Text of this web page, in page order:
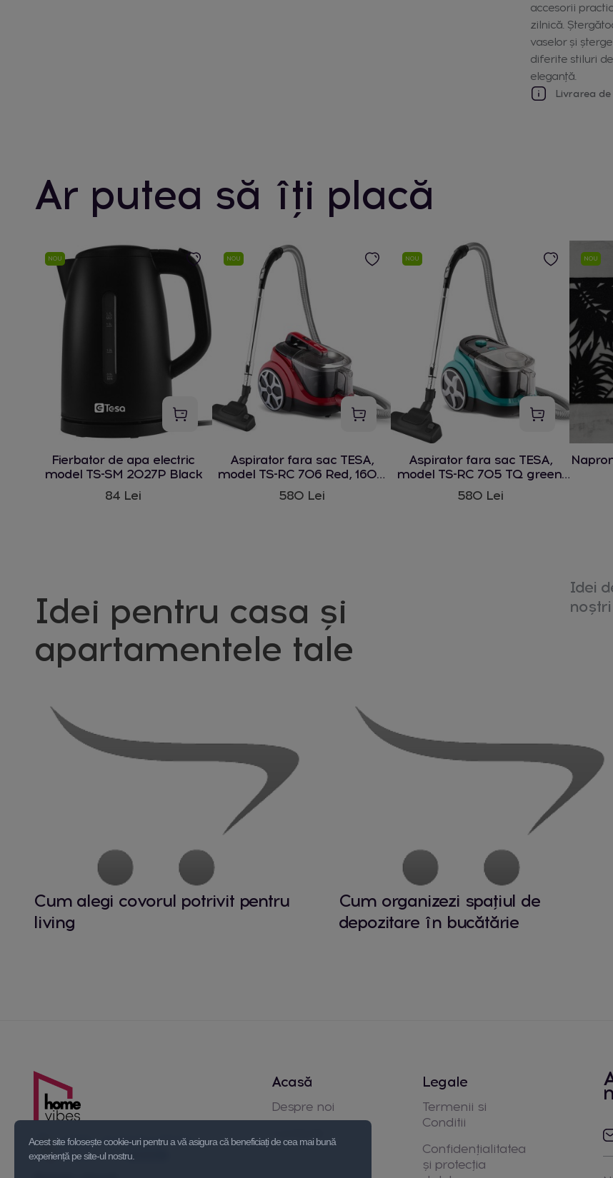
accesorii
zilnică.
vaselor și
diferite stiluri
eleganță.
Livrarea
Ar putea să îți placă
NOU
Fierbator de apa electric
model TS-SM 2027P Black
84 Lei
NOU
Aspirator fara sac TESA,
model TS-RC 706 Red, 1600
W
580 Lei
NOU
Aspirator fara sac TESA,
model TS-RC 705 TQ green,
1600 W
580 Lei
NOU
Idei pentru casa și
apartamentele tale
Idei
Cum alegi covorul potrivit pentru
living
Cum organizezi spațiul de
depozitare în bucătărie
Acasă
Despre noi
Legale
Termenii si
Conditii
Confidențialitatea
și protecția
Acest site folosește cookie-uri pentru a vă asigura că beneficiați de cea mai bună
experiență pe site-ul nostru.